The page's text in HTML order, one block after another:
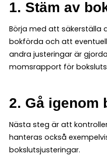
1. Stäm av
Börja med att säkerställa
bokförda och att
andra justeringar är
momsrapport för
2. Gå igenom
Nästa steg är att
hanteras också
bokslutsjusteringar.